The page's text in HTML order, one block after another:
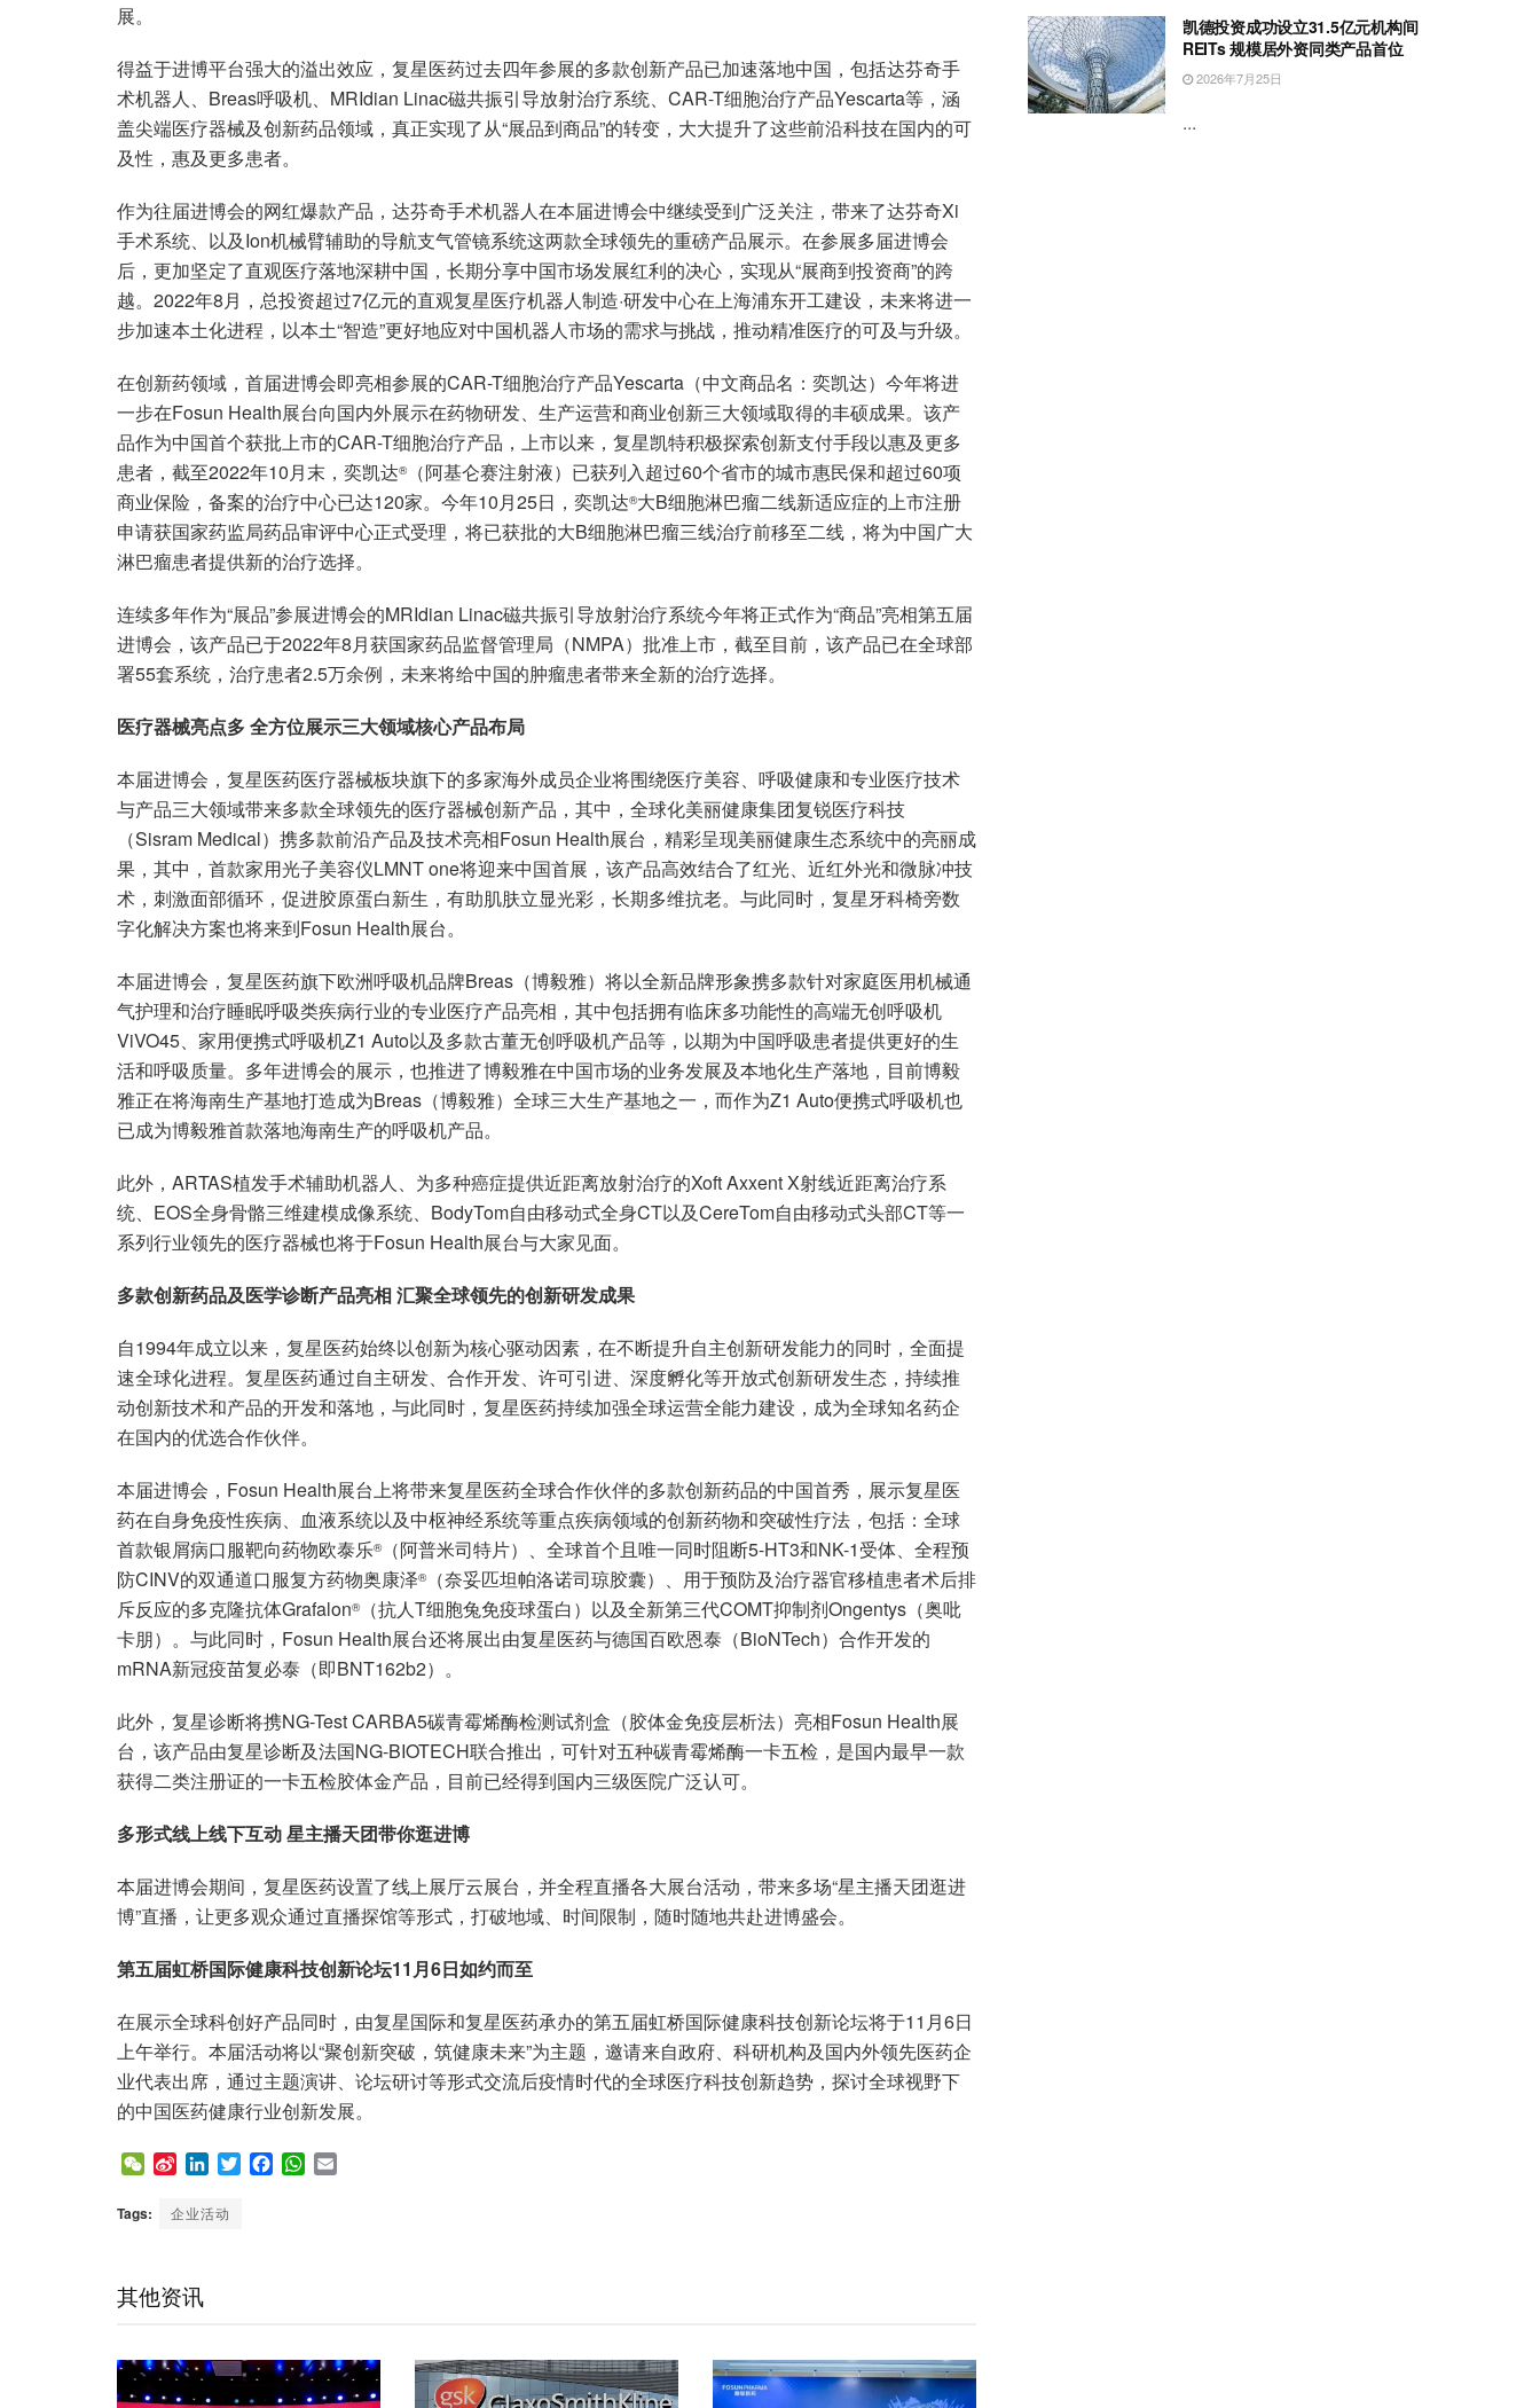
展。
得益于进博平台强大的溢出效应，复星医药过去四年参展的多款创新产品已加速落地中国，包括达芬奇手
术机器人、Breas呼吸机、MRIdian Linac磁共振引导放射治疗系统、CAR-T细胞治疗产品Yescarta等，涵
盖尖端医疗器械及创新药品领域，真正实现了从“展品到商品”的转变，大大提升了这些前沿科技在国内的可
及性，惠及更多患者。
作为往届进博会的网红爆款产品，达芬奇手术机器人在本届进博会中继续受到广泛关注，带来了达芬奇Xi
手术系统、以及Ion机械臂辅助的导航支气管镜系统这两款全球领先的重磅产品展示。在参展多届进博会
后，更加坚定了直观医疗落地深耕中国，长期分享中国市场发展红利的决心，实现从“展商到投资商”的跨
越。2022年8月，总投资超过7亿元的直观复星医疗机器人制造·研发中心在上海浦东开工建设，未来将进一
步加速本土化进程，以本土“智造”更好地应对中国机器人市场的需求与挑战，推动精准医疗的可及与升级。
在创新药领域，首届进博会即亮相参展的CAR-T细胞治疗产品Yescarta（中文商品名：奕凯达）今年将进
一步在Fosun Health展台向国内外展示在药物研发、生产运营和商业创新三大领域取得的丰硕成果。该产
品作为中国首个获批上市的CAR-T细胞治疗产品，上市以来，复星凯特积极探索创新支付手段以惠及更多
患者，截至2022年10月末，奕凯达®（阿基仑赛注射液）已获列入超过60个省市的城市惠民保和超过60项
商业保险，备案的治疗中心已达120家。今年10月25日，奕凯达®大B细胞淋巴瘤二线新适应症的上市注册
申请获国家药监局药品审评中心正式受理，将已获批的大B细胞淋巴瘤三线治疗前移至二线，将为中国广大
淋巴瘤患者提供新的治疗选择。
连续多年作为“展品”参展进博会的MRIdian Linac磁共振引导放射治疗系统今年将正式作为“商品”亮相第五届
进博会，该产品已于2022年8月获国家药品监督管理局（NMPA）批准上市，截至目前，该产品已在全球部
署55套系统，治疗患者2.5万余例，未来将给中国的肿瘤患者带来全新的治疗选择。
医疗器械亮点多 全方位展示三大领域核心产品布局
本届进博会，复星医药医疗器械板块旗下的多家海外成员企业将围绕医疗美容、呼吸健康和专业医疗技术
与产品三大领域带来多款全球领先的医疗器械创新产品，其中，全球化美丽健康集团复锐医疗科技
（Sisram Medical）携多款前沿产品及技术亮相Fosun Health展台，精彩呈现美丽健康生态系统中的亮丽成
果，其中，首款家用光子美容仪LMNT one将迎来中国首展，该产品高效结合了红光、近红外光和微脉冲技
术，刺激面部循环，促进胶原蛋白新生，有助肌肤立显光彩，长期多维抗老。与此同时，复星牙科椅旁数
字化解决方案也将来到Fosun Health展台。
本届进博会，复星医药旗下欧洲呼吸机品牌Breas（博毅雅）将以全新品牌形象携多款针对家庭医用机械通
气护理和治疗睡眠呼吸类疾病行业的专业医疗产品亮相，其中包括拥有临床多功能性的高端无创呼吸机
ViVO45、家用便携式呼吸机Z1 Auto以及多款古董无创呼吸机产品等，以期为中国呼吸患者提供更好的生
活和呼吸质量。多年进博会的展示，也推进了博毅雅在中国市场的业务发展及本地化生产落地，目前博毅
雅正在将海南生产基地打造成为Breas（博毅雅）全球三大生产基地之一，而作为Z1 Auto便携式呼吸机也
已成为博毅雅首款落地海南生产的呼吸机产品。
此外，ARTAS植发手术辅助机器人、为多种癌症提供近距离放射治疗的Xoft Axxent X射线近距离治疗系
统、EOS全身骨骼三维建模成像系统、BodyTom自由移动式全身CT以及CereTom自由移动式头部CT等一
系列行业领先的医疗器械也将于Fosun Health展台与大家见面。
多款创新药品及医学诊断产品亮相 汇聚全球领先的创新研发成果
自1994年成立以来，复星医药始终以创新为核心驱动因素，在不断提升自主创新研发能力的同时，全面提
速全球化进程。复星医药通过自主研发、合作开发、许可引进、深度孵化等开放式创新研发生态，持续推
动创新技术和产品的开发和落地，与此同时，复星医药持续加强全球运营全能力建设，成为全球知名药企
在国内的优选合作伙伴。
本届进博会，Fosun Health展台上将带来复星医药全球合作伙伴的多款创新药品的中国首秀，展示复星医
药在自身免疫性疾病、血液系统以及中枢神经系统等重点疾病领域的创新药物和突破性疗法，包括：全球
首款银屑病口服靶向药物欧泰乐®（阿普米司特片）、全球首个且唯一同时阻断5-HT3和NK-1受体、全程预
防CINV的双通道口服复方药物奥康泽®（奈妥匹坦帕洛诺司琼胶囊）、用于预防及治疗器官移植患者术后排
斥反应的多克隆抗体Grafalon®（抗人T细胞兔免疫球蛋白）以及全新第三代COMT抑制剂Ongentys（奥吡
卡朋）。与此同时，Fosun Health展台还将展出由复星医药与德国百欧恩泰（BioNTech）合作开发的
mRNA新冠疫苗复必泰（即BNT162b2）。
此外，复星诊断将携NG-Test CARBA5碳青霉烯酶检测试剂盒（胶体金免疫层析法）亮相Fosun Health展
台，该产品由复星诊断及法国NG-BIOTECH联合推出，可针对五种碳青霉烯酶一卡五检，是国内最早一款
获得二类注册证的一卡五检胶体金产品，目前已经得到国内三级医院广泛认可。
多形式线上线下互动 星主播天团带你逛进博
本届进博会期间，复星医药设置了线上展厅云展台，并全程直播各大展台活动，带来多场“星主播天团逛进
博”直播，让更多观众通过直播探馆等形式，打破地域、时间限制，随时随地共赴进博盛会。
第五届虹桥国际健康科技创新论坛11月6日如约而至
在展示全球科创好产品同时，由复星国际和复星医药承办的第五届虹桥国际健康科技创新论坛将于11月6日
上午举行。本届活动将以“聚创新突破，筑健康未来”为主题，邀请来自政府、科研机构及国内外领先医药企
业代表出席，通过主题演讲、论坛研讨等形式交流后疫情时代的全球医疗科技创新趋势，探讨全球视野下
的中国医药健康行业创新发展。
W
C
S
n
i
L
n
T
F
W
Tags: 企业活动
其他资讯
凯德投资成功设立31.5亿元机构间
REITs 规模居外资同类产品首位
2026年7月25日
...